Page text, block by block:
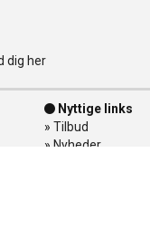
dig her
Nyttige links
» Tilbud
» Nyheder